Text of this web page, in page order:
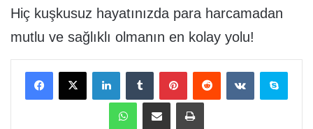
Hiç kuşkusuz hayatınızda para harcamadan
mutlu ve sağlıklı olmanın en kolay yolu!
FacebookX LinkedInTumblr PinterestReddit VKontakteSkype
WhatsAppE-Posta ile paylaş Yazdır